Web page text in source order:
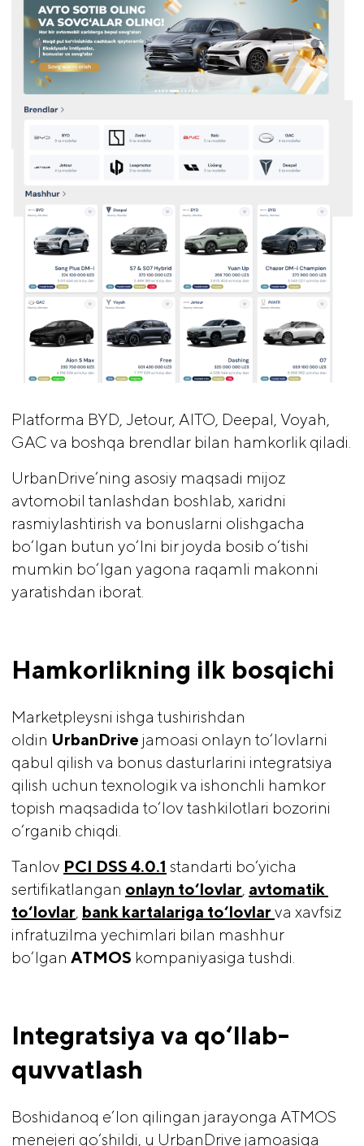
Platforma BYD, Jetour, AITO, Deepal, Voyah,
GAC va boshqa brendlar bilan hamkorlik qiladi.
UrbanDrive’ning asosiy maqsadi mijoz
avtomobil tanlashdan boshlab, xaridni
rasmiylashtirish va bonuslarni olishgacha
bo‘lgan butun yo‘lni bir joyda bosib o‘tishi
mumkin bo‘lgan yagona raqamli makonni
yaratishdan iborat.
Hamkorlikning ilk bosqichi
Marketpleysni ishga tushirishdan
oldin UrbanDrive jamoasi onlayn to‘lovlarni
qabul qilish va bonus dasturlarini integratsiya
qilish uchun texnologik va ishonchli hamkor
topish maqsadida to‘lov tashkilotlari bozorini
o‘rganib chiqdi.
Tanlov PCI DSS 4.0.1 standarti bo‘yicha
sertifikatlangan onlayn to‘lovlar, avtomatik
to‘lovlar, bank kartalariga to‘lovlar va xavfsiz
infratuzilma yechimlari bilan mashhur
bo‘lgan ATMOS kompaniyasiga tushdi.
Integratsiya va qo‘llab-
quvvatlash
Boshidanoq e’lon qilingan jarayonga ATMOS
menejeri qo‘shildi, u UrbanDrive jamoasiga